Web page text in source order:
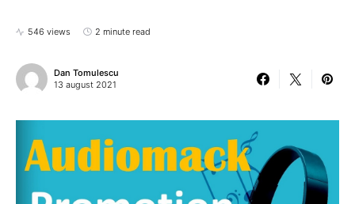
546 views 2 minute read
Dan Tomulescu
13 august 2021